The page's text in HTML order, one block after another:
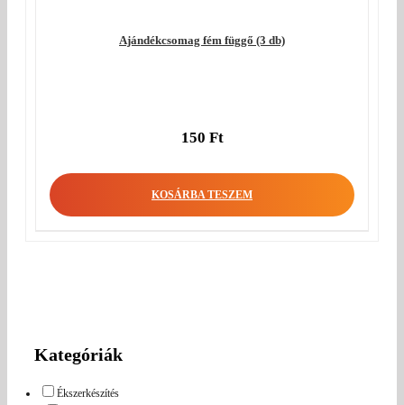
Ajándékcsomag fém függő (3 db)
150 Ft
KOSÁRBA TESZEM
Kategóriák
Ékszerkészítés